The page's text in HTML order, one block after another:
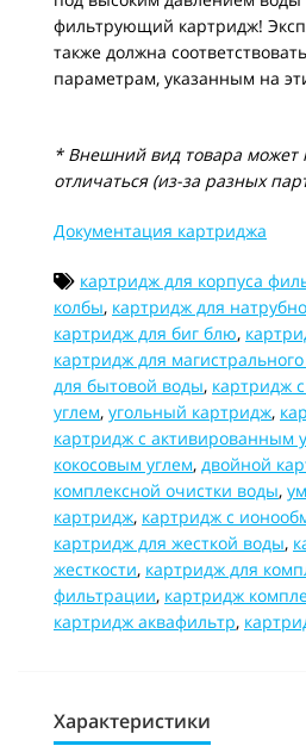
фильтрующий картридж!
также должна
параметрам, указанным на
* Внешний вид товара может
отличаться (из-за разных
Документация картриджа
картридж для корпуса
колбы, картридж для
картридж для биг блю,
картридж для
для бытовой воды, картридж
углем, угольный картридж,
картридж с активированным
кокосовым углем, двойной
комплексной очистки воды,
картридж, картридж с
картридж для жесткой воды,
жесткости, картридж для
фильтрации, картридж
картридж аквафильтр,
Характеристики